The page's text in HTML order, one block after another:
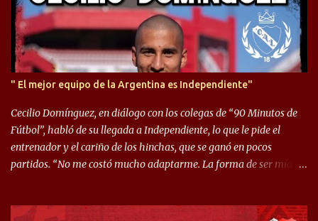
" El mejor equipo de la Argentina es Independiente"
Cecilio Domínguez, en diálogo con los colegas de “90 Minutos de
Fútbol”, habló de su llegada a Independiente, lo que le pide el
entrenador y el cariño de los hinchas, que se ganó en pocos
partidos. “No me costó mucho adaptarme. La forma de ser mía
llegué a un Independiente que juega muy dinámico y me gusta